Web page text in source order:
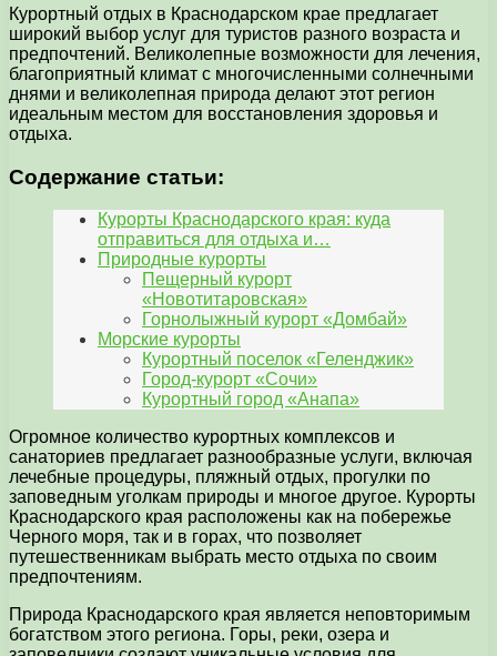
Курортный отдых в Краснодарском крае предлагает
широкий выбор услуг для туристов разного возраста и
предпочтений. Великолепные возможности для лечения,
благоприятный климат с многочисленными солнечными
днями и великолепная природа делают этот регион
идеальным местом для восстановления здоровья и
отдыха.
Содержание статьи:
Курорты Краснодарского края: куда
отправиться для отдыха и…
Природные курорты
Пещерный курорт
«Новотитаровская»
Горнолыжный курорт «Домбай»
Морские курорты
Курортный поселок «Геленджик»
Город-курорт «Сочи»
Курортный город «Анапа»
Огромное количество курортных комплексов и
санаториев предлагает разнообразные услуги, включая
лечебные процедуры, пляжный отдых, прогулки по
заповедным уголкам природы и многое другое. Курорты
Краснодарского края расположены как на побережье
Черного моря, так и в горах, что позволяет
путешественникам выбрать место отдыха по своим
предпочтениям.
Природа Краснодарского края является неповторимым
богатством этого региона. Горы, реки, озера и